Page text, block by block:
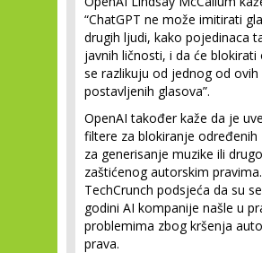
“ChatGPT ne može imitirati
drugih ljudi, kako pojedinaca
javnih ličnosti, i da će blokirati
se razlikuju od jednog od ovih
postavljenih glasova”.
OpenAI također kaže da je
filtere za blokiranje određenih
za generisanje muzike ili
zaštićenog autorskim pravima.
TechCrunch podsjeća da su
godini AI kompanije našle u
problemima zbog kršenja
prava.